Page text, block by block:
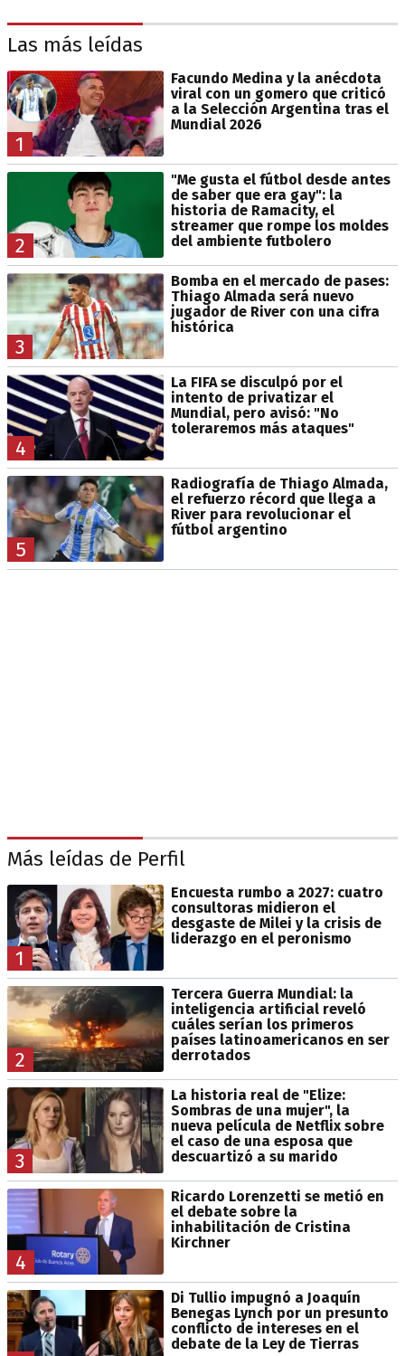
Las más leídas
1
Facundo Medina y la anécdota
viral con un gomero que criticó
a la Selección Argentina tras el
Mundial 2026
2
"Me gusta el fútbol desde antes
de saber que era gay": la
historia de Ramacity, el
streamer que rompe los moldes
del ambiente futbolero
3
Bomba en el mercado de pases:
Thiago Almada será nuevo
jugador de River con una cifra
histórica
4
La FIFA se disculpó por el
intento de privatizar el
Mundial, pero avisó: "No
toleraremos más ataques"
5
Radiografía de Thiago Almada,
el refuerzo récord que llega a
River para revolucionar el
fútbol argentino
Más leídas de Perfil
1
Encuesta rumbo a 2027: cuatro
consultoras midieron el
desgaste de Milei y la crisis de
liderazgo en el peronismo
2
Tercera Guerra Mundial: la
inteligencia artificial reveló
cuáles serían los primeros
países latinoamericanos en ser
derrotados
3
La historia real de "Elize:
Sombras de una mujer", la
nueva película de Netflix sobre
el caso de una esposa que
descuartizó a su marido
4
Ricardo Lorenzetti se metió en
el debate sobre la
inhabilitación de Cristina
Kirchner
Di Tullio impugnó a Joaquín
Benegas Lynch por un presunto
conflicto de intereses en el
debate de la Ley de Tierras